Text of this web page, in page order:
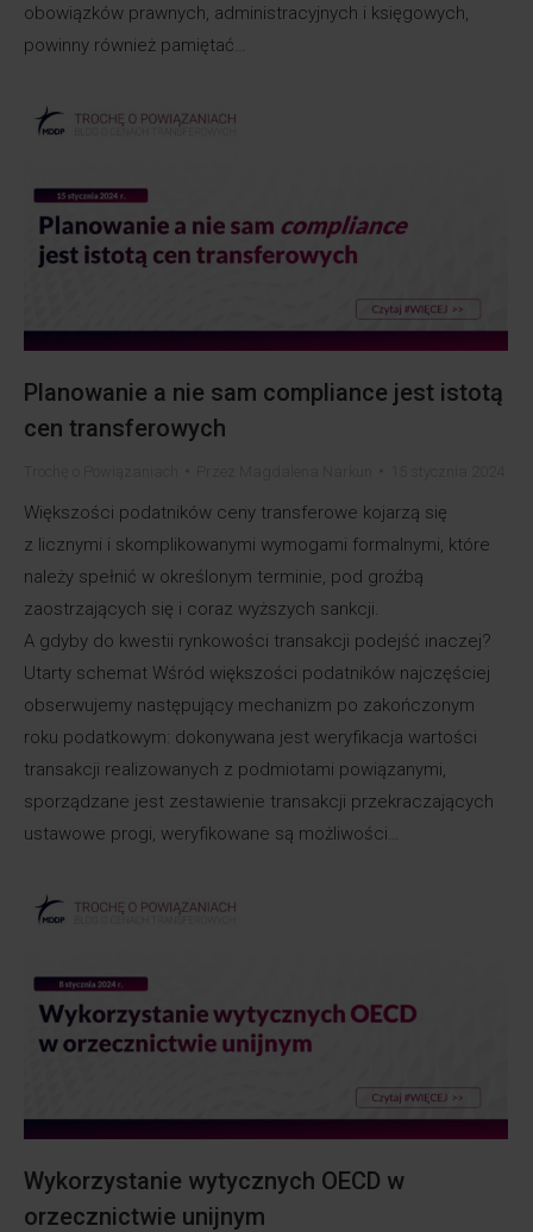
obowiązków prawnych, administracyjnych i księgowych,
powinny również pamiętać…
Planowanie a nie sam compliance jest istotą
cen transferowych
Większości podatników ceny transferowe kojarzą się
z licznymi i skomplikowanymi wymogami formalnymi, które
należy spełnić w określonym terminie, pod groźbą
zaostrzających się i coraz wyższych sankcji.
A gdyby do kwestii rynkowości transakcji podejść inaczej?
Utarty schemat Wśród większości podatników najczęściej
obserwujemy następujący mechanizm po zakończonym
roku podatkowym: dokonywana jest weryfikacja wartości
transakcji realizowanych z podmiotami powiązanymi,
sporządzane jest zestawienie transakcji przekraczających
ustawowe progi, weryfikowane są możliwości…
Wykorzystanie wytycznych OECD w
orzecznictwie unijnym